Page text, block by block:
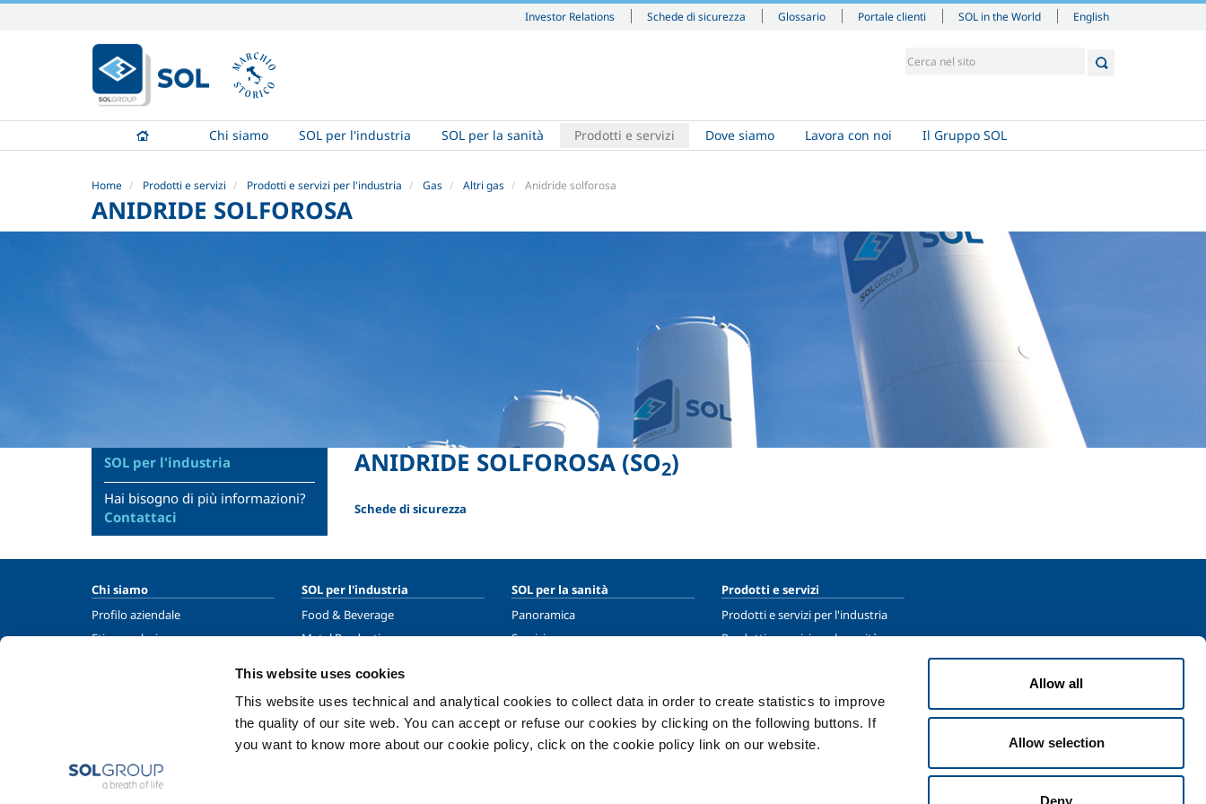
This website uses cookies
This website uses technical and analytical cookies to collect data in order to create statistics to improve
the quality of our site web. You can accept or refuse our cookies by clicking on the following buttons. If
you want to know more about our cookie policy, click on the cookie policy link on our website.
Allow all
Allow selection
Deny
Investor Relations Schede di sicurezza Glossario Portale clienti SOL in the World
contenuti.
|
Salta
navigazione
English
Chi siamo SOL per l'industria SOL per la sanità Prodotti e servizi Dove siamo Lavora con noi Il Gruppo SOL
Home Prodotti e servizi Prodotti e servizi per l'industria Gas Altri gas Anidride solforosa
ANIDRIDE SOLFOROSA
ANIDRIDE SOLFOROSA (SO2)
Schede di sicurezza
SOL per l'industria
Hai bisogno di più informazioni?
Contattaci
Chi siamo
Profilo aziendale
Etica e valori
SOL per l'industria
Food & Beverage
Metal Production
Oil & Gas
Energy & Environment
Speciality Gases
SOL per la sanità
Panoramica
Servizi
Prodotti e servizi
Prodotti e servizi per l'industria
Prodotti e servizi per la sanità